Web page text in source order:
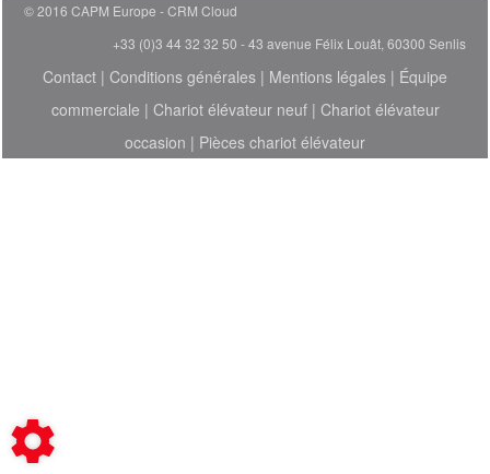
© 2016 CAPM Europe
CRM Cloud
+33 (0)3 44 32 32 50 - 43 avenue Félix Louât, 60300 Senlis
Contact | Conditions générales | Mentions légales | Équipe
commerciale | Chariot élévateur neuf| Chariot élévateur
occasion | Pièces chariot élévateur